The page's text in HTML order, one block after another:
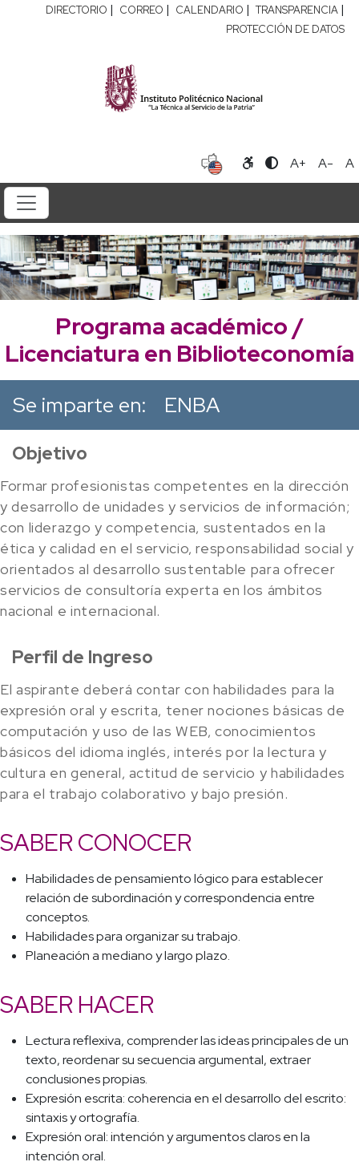
DIRECTORIO | CORREO | CALENDARIO | TRANSPARENCIA |
PROTECCIÓN DE DATOS
A+ A- A
Programa académico /
Licenciatura en Biblioteconomía
Se imparte en: ENBA
Objetivo
Formar profesionistas competentes en la dirección
y desarrollo de unidades y servicios de información;
con liderazgo y competencia, sustentados en la
ética y calidad en el servicio, responsabilidad social y
orientados al desarrollo sustentable para ofrecer
servicios de consultoría experta en los ámbitos
nacional e internacional.
Perfil de Ingreso
El aspirante deberá contar con habilidades para la
expresión oral y escrita, tener nociones básicas de
computación y uso de las WEB, conocimientos
básicos del idioma inglés, interés por la lectura y
cultura en general, actitud de servicio y habilidades
para el trabajo colaborativo y bajo presión.
SABER CONOCER
Habilidades de pensamiento lógico para establecer
relación de subordinación y correspondencia entre
conceptos.
Habilidades para organizar su trabajo.
Planeación a mediano y largo plazo.
SABER HACER
Lectura reflexiva, comprender las ideas principales de un
texto, reordenar su secuencia argumental, extraer
conclusiones propias.
Expresión escrita: coherencia en el desarrollo del escrito:
sintaxis y ortografía.
Expresión oral: intención y argumentos claros en la
intención oral.